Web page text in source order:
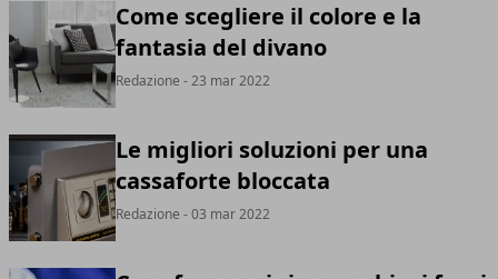
Come scegliere il colore e la
fantasia del divano
Redazione - 23 mar 2022
Le migliori soluzioni per una
cassaforte bloccata
Redazione - 03 mar 2022